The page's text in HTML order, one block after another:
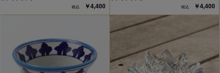
￥4,400 ￥4,400